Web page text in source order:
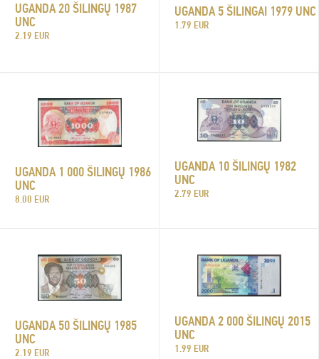
UGANDA 20 ŠILINGŲ 1987
UNC
2.19 EUR
UGANDA 5 ŠILINGAI 1979 UNC
1.79 EUR
UGANDA 1 000 ŠILINGŲ 1986
UNC
8.00 EUR
UGANDA 10 ŠILINGŲ 1982
UNC
2.79 EUR
UGANDA 50 ŠILINGŲ 1985
UNC
2.19 EUR
UGANDA 2 000 ŠILINGŲ 2015
UNC
1.99 EUR